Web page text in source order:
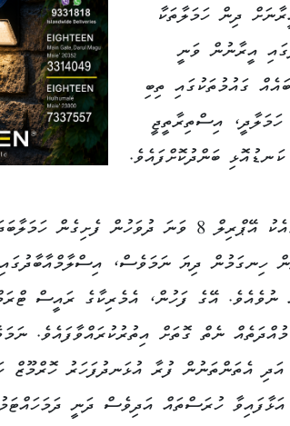
ދިން ހަމަލާތަކާ
އީރާނުން ވަނީ
ގައުމުތަކުގައި ތިބި
އިސްތިރާތީޖީ
ބަންދުކޮށްފައެވެ.
ޕާކިސްތާނުގެ މެދުވެރިވުމާއެކު އޭޕްރިލް 8 ވަނަ ދުވަހުން
ހިނގަމުން ދިޔަ ނަމަވެސް،
ނުވެއެވެ. އޭގެ ފަހުން، އެމެރިކާގެ ރައީސް
ނެތް ގޮތަށް އިތުރުކުރައްވާފައެވެ.
އެތަންތަނުން ފުރާ އުޅަނދުފަހަރު ހޮރްމޫޒް
ހުރަސްތައް އަދިވެސް ދަނީ